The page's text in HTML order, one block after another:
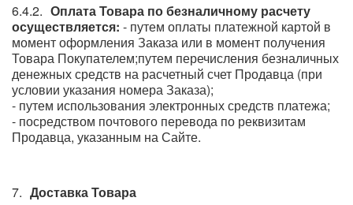
Оплата Товара по безналичному расчету
осуществляется: - путем оплаты платежной картой в
момент оформления Заказа или в момент получения
Товара Покупателем;путем перечисления безналичных
денежных средств на расчетный счет Продавца (при
условии указания номера Заказа);
- путем использования электронных средств платежа;
- посредством почтового перевода по реквизитам
Продавца, указанным на Сайте.
Доставка Товара